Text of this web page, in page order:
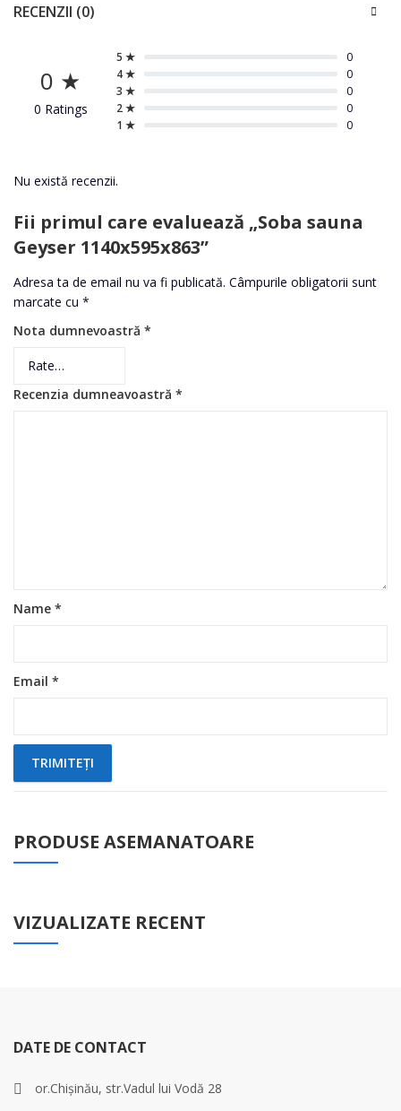
RECENZII (0)
0 ★
0 Ratings
5 ★
0
4 ★
0
3 ★
0
2 ★
0
1 ★
0
Nu există recenzii.
Fii primul care evaluează „Soba sauna
Geyser 1140x595x863”
Adresa ta de email nu va fi publicată. Câmpurile obligatorii sunt
marcate cu *
Nota dumnevoastră *
Recenzia dumneavoastră *
Name *
Email *
PRODUSE ASEMANATOARE
VIZUALIZATE RECENT
DATE DE CONTACT
or.Chișinău, str.Vadul lui Vodă 28